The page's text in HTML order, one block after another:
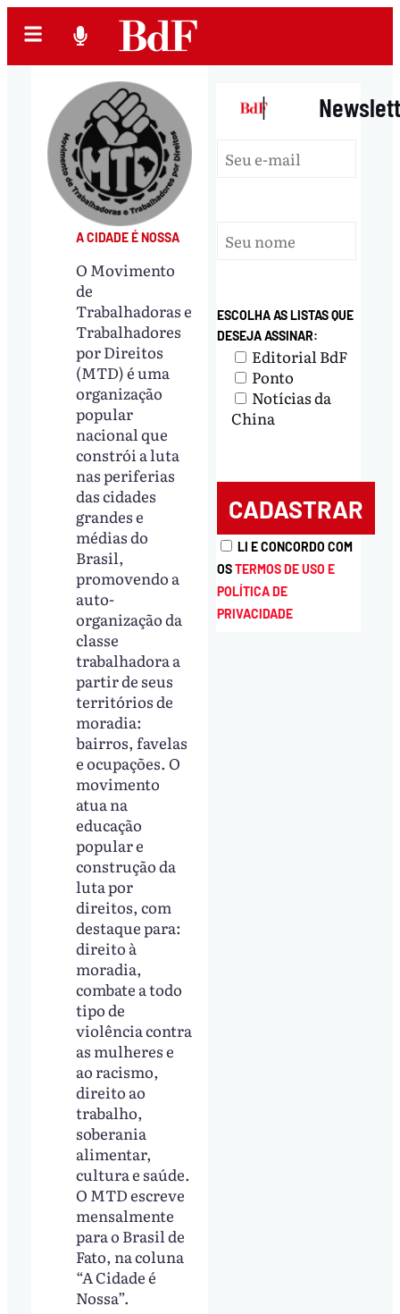
A CIDADE É NOSSA
O Movimento
de
Trabalhadoras e
Trabalhadores
por Direitos
(MTD) é uma
organização
popular
nacional que
constrói a luta
nas periferias
das cidades
grandes e
médias do
Brasil,
promovendo a
auto-
organização da
classe
trabalhadora a
partir de seus
territórios de
moradia:
bairros, favelas
e ocupações. O
movimento
atua na
educação
popular e
construção da
luta por
direitos, com
destaque para:
direito à
moradia,
combate a todo
tipo de
violência contra
as mulheres e
ao racismo,
direito ao
trabalho,
soberania
alimentar,
cultura e saúde.
O MTD escreve
mensalmente
para o Brasil de
Fato, na coluna
“A Cidade é
Nossa”.
|
ESCOLHA AS LISTAS QUE
DESEJA ASSINAR:
Editorial BdF
Ponto
Notícias da
China
LI E CONCORDO COM
OSTERMOS DE USO E
POLÍTICA DE
PRIVACIDADE